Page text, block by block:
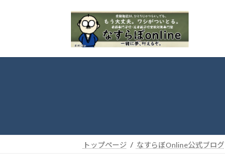
プ
動
トップページ なすらぼOnline公式ブログ